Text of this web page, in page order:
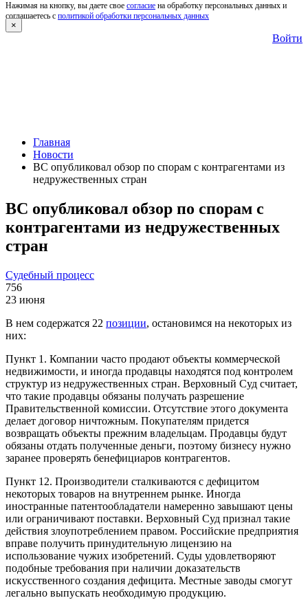
Нажимая на кнопку, вы даете свое согласие на обработку персональных данных и
соглашаетесь с политикой обработки персональных данных
×
Войти
Главная
Новости
ВС опубликовал обзор по спорам с контрагентами из
недружественных стран
ВС опубликовал обзор по спорам с
контрагентами из недружественных
стран
Судебный процесс
756
23 июня
В нем содержатся 22 позиции, остановимся на некоторых из
них:
Пункт 1. Компании часто продают объекты коммерческой
недвижимости, и иногда продавцы находятся под контролем
структур из недружественных стран. Верховный Суд считает,
что такие продавцы обязаны получать разрешение
Правительственной комиссии. Отсутствие этого документа
делает договор ничтожным. Покупателям придется
возвращать объекты прежним владельцам. Продавцы будут
обязаны отдать полученные деньги, поэтому бизнесу нужно
заранее проверять бенефициаров контрагентов.
Пункт 12. Производители сталкиваются с дефицитом
некоторых товаров на внутреннем рынке. Иногда
иностранные патентообладатели намеренно завышают цены
или ограничивают поставки. Верховный Суд признал такие
действия злоупотреблением правом. Российские предприятия
вправе получить принудительную лицензию на
использование чужих изобретений. Суды удовлетворяют
подобные требования при наличии доказательств
искусственного создания дефицита. Местные заводы смогут
легально выпускать необходимую продукцию.